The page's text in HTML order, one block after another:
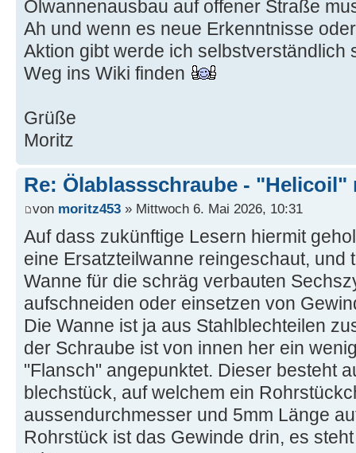
Ölwannenausbau auf offener Straße
Ah und wenn es neue Erkenntnisse
Aktion gibt werde ich selbstverständlich
Weg ins Wiki finden
Grüße
Moritz
Re: Ölablassschraube - "Helicoil"
von moritz453 » Mittwoch 6. Mai 2026, 10:31
Auf dass zukünftige Lesern hiermit
eine Ersatzteilwanne reingeschaut, und
Wanne für die schräg verbauten
aufschneiden oder einsetzen von
Die Wanne ist ja aus Stahlblechteilen
der Schraube ist von innen her ein
"Flansch" angepunktet. Dieser besteht
blechstück, auf welchem ein
aussendurchmesser und 5mm Länge
Rohrstück ist das Gewinde drin, es